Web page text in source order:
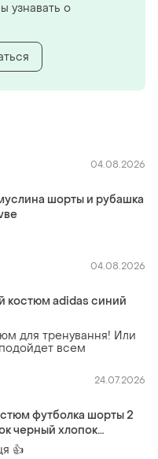
04.08.2026
шорты и рубашка
04.08.2026
костюм adidas синий
для тренування! Или
всем
24.07.2026
футболка шорты 2
черный хлопок
❗ не
👍
узнавать о